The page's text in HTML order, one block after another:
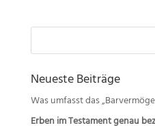
Suchen
Neueste Beiträge
Was umfasst das
Erben im Testament genau